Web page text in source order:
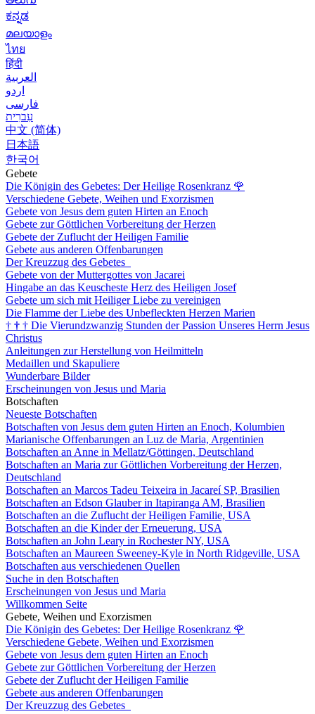
ಕನ್ನಡ
മലയാളം
ไทย
हिंदी
العربية
اردو
فارسی
עִברִית
中文 (简体)
日本語
한국어
Gebete
Die Königin des Gebetes: Der Heilige Rosenkranz 🌹
Verschiedene Gebete, Weihen und Exorzismen
Gebete von Jesus dem guten Hirten an Enoch
Gebete zur Göttlichen Vorbereitung der Herzen
Gebete der Zuflucht der Heiligen Familie
Gebete aus anderen Offenbarungen
Der Kreuzzug des Gebetes
Gebete von der Muttergottes von Jacarei
Hingabe an das Keuscheste Herz des Heiligen Josef
Gebete um sich mit Heiliger Liebe zu vereinigen
Die Flamme der Liebe des Unbefleckten Herzen Marien
† † † Die Vierundzwanzig Stunden der Passion Unseres Herrn Jesus
Christus
Anleitungen zur Herstellung von Heilmitteln
Medaillen und Skapuliere
Wunderbare Bilder
Erscheinungen von Jesus und Maria
Botschaften
Neueste Botschaften
Botschaften von Jesus dem guten Hirten an Enoch, Kolumbien
Marianische Offenbarungen an Luz de Maria, Argentinien
Botschaften an Anne in Mellatz/Göttingen, Deutschland
Botschaften an Maria zur Göttlichen Vorbereitung der Herzen,
Deutschland
Botschaften an Marcos Tadeu Teixeira in Jacareí SP, Brasilien
Botschaften an Edson Glauber in Itapiranga AM, Brasilien
Botschaften an die Zuflucht der Heiligen Familie, USA
Botschaften an die Kinder der Erneuerung, USA
Botschaften an John Leary in Rochester NY, USA
Botschaften an Maureen Sweeney-Kyle in North Ridgeville, USA
Botschaften aus verschiedenen Quellen
Suche in den Botschaften
Erscheinungen von Jesus und Maria
Willkommen Seite
Gebete, Weihen und Exorzismen
Die Königin des Gebetes: Der Heilige Rosenkranz 🌹
Verschiedene Gebete, Weihen und Exorzismen
Gebete von Jesus dem guten Hirten an Enoch
Gebete zur Göttlichen Vorbereitung der Herzen
Gebete der Zuflucht der Heiligen Familie
Gebete aus anderen Offenbarungen
Der Kreuzzug des Gebetes